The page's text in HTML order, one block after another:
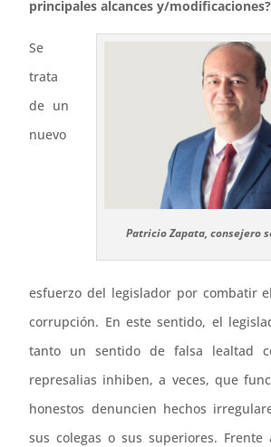
principales alcances y/modificaciones?
Patricio Zapata, consejero
Se
trata
de un
nuevo
esfuerzo del legislador por combatir
corrupción. En este sentido, el
tanto un sentido de falsa lealtad
represalias inhiben, a veces, que
honestos denuncien hechos
sus colegas o sus superiores.